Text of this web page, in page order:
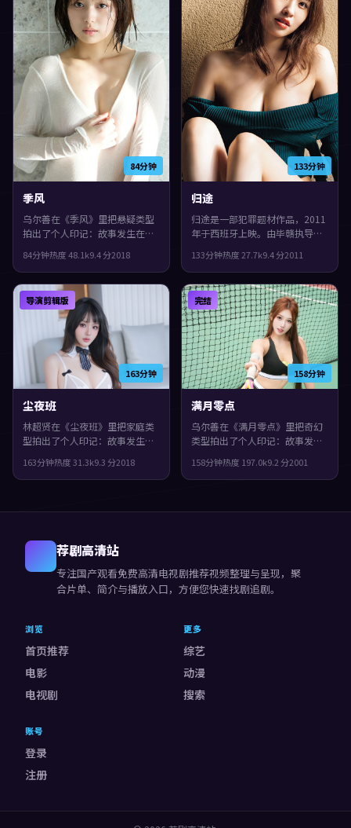
84分钟
季风
乌尔善在《季风》里把悬疑类型
拍出了个人印记：故事发生在法
括周冬雨、佛罗伦斯·珀、易烊
千玺。影片在类型框架里仍保留
了作者表达，群像戏份饱满，配
角也有完整弧光。
84分钟热度48.1k9.4分2018
133分钟
归途
归途是一部犯罪题材作品，2011
年于西班牙上映。由毕赣执导，
主演。镜头语言偏写实，细节里
埋着伏笔，片尾余味很足。
133分钟热度27.7k9.4分2011
163分钟
导演剪辑版
尘夜班
林超贤在《尘夜班》里把家庭类
型拍出了个人印记：故事发生在
演包括黄渤、廖凡、谭卓。配乐
与声场强化了不安与孤独感，整
事与人物刻画的观众。
163分钟热度31.3k9.3 分2018
158分钟
完结
满月零点
乌尔善在《满月零点》里把奇幻
类型拍出了个人印记：故事发生
面。主演包括刘德华、小松菜
奈、白宇。叙事在回忆与现实之
荐。
158分钟热度 197.0k9.2 分2001
荐剧高清站
专注国产观看免费高清电视剧推荐视频整理与呈现，聚
合片单、简介与播放入口，方便您快速找剧追剧。
浏览
首页推荐
电影
电视剧
更多
综艺
动漫
搜索
账号
登录
注册